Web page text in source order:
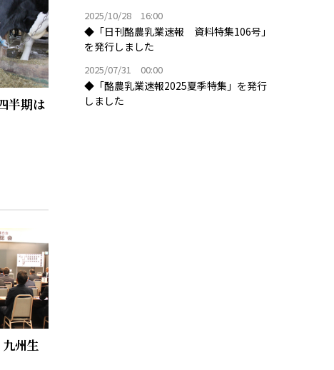
半期は
州生
2025/10/28 16:00
◆「日刊酪農乳業速報 資料特集106号」
を発行しました
2025/07/31 00:00
◆「酪農乳業速報2025夏季特集」を発行
しました